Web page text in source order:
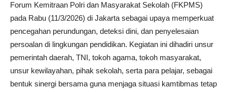
Forum Kemitraan Polri dan Masyarakat Sekolah (FKPMS)
pada Rabu (11/3/2026) di Jakarta sebagai upaya memperkuat
pencegahan perundungan, deteksi dini, dan penyelesaian
persoalan di lingkungan pendidikan. Kegiatan ini dihadiri unsur
pemerintah daerah, TNI, tokoh agama, tokoh masyarakat,
unsur kewilayahan, pihak sekolah, serta para pelajar, sebagai
bentuk sinergi bersama guna menjaga situasi kamtibmas tetap